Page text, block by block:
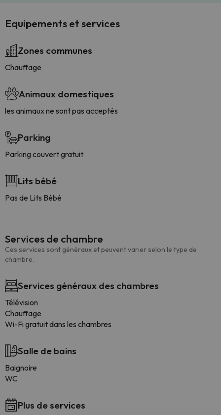
Equipements et services
Zones communes
Chauffage
Animaux domestiques
les animaux ne sont pas acceptés
Parking
Parking couvert gratuit
Lits bébé
Pas de Lits Bébé
Services de chambre
Ces services sont généraux et peuvent varier selon le type de
chambre.
Services généraux des chambres
Télévision
Chauffage
Wi-Fi gratuit dans les chambres
Salle de bains
Baignoire
WC
Plus de services